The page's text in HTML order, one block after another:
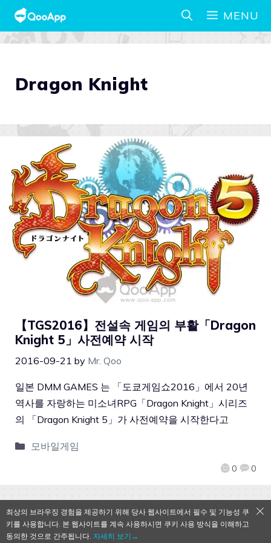
MENU
Dragon Knight
【TGS2016】전설속 게임의 부활「Dragon
Knight 5」사전예약 시작
2016-09-21 by Mr. Qoo
0 0
일본 DMM GAMES 는 「도쿄게임쇼2016」에서 20년
역사를 자랑하는 미소녀RPG「Dragon Knight」시리즈
의 「Dragon Knight 5」가 사전예약을 시작한다고
모바일게임
QooApp Limited © 2026
최상의 브라우징 경험을 제공하기 위해 당사 웹사이트에서 필수 및 기능성 쿠
키를 사용합니다. 본 웹사이트를 계속 사용하시면 쿠키 사용 방식을 이해하고
동의한 것으로 간주됩니다. 자세히 보기→